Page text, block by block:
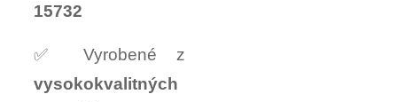
15732
✅ Vyrobené z
vysokokvalitných